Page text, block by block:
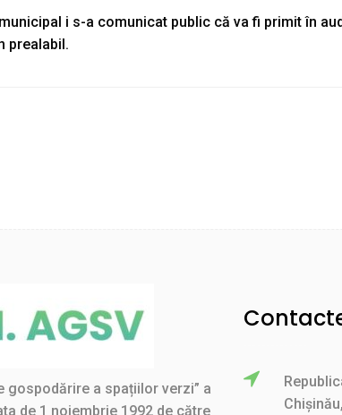
i s-a comunicat public că va fi primit în
prealabil.
gospodărire a spațiilor verzi” a
de 1 noiembrie 1992 de către